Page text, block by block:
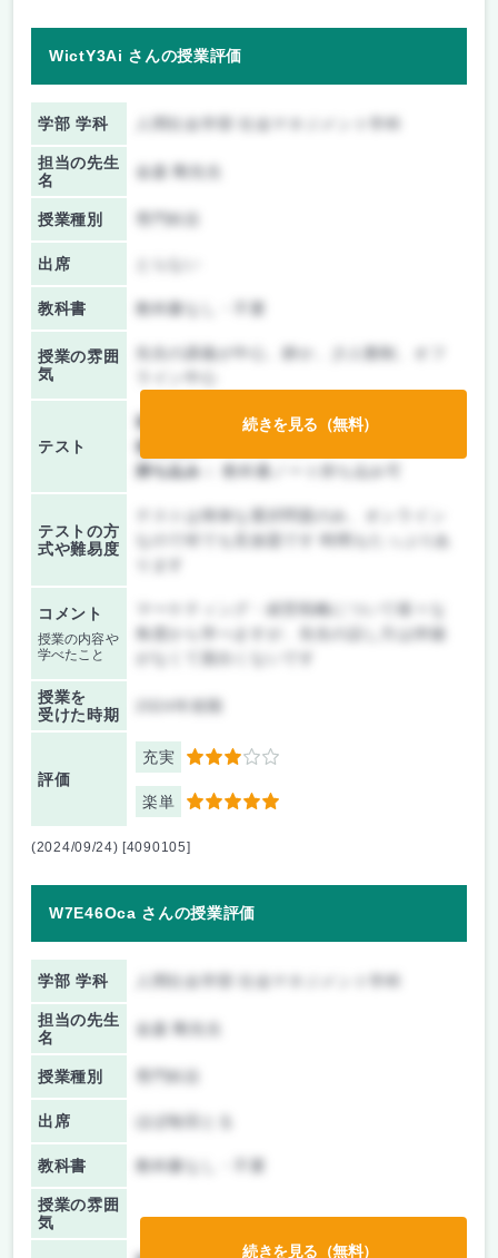
WictY3Ai さんの授業評価
学部 学科
担当の先生
名
金森 剛先生
授業種別
出席
教科書 教科書なし・不要
授業の雰囲
気
先生の講義が中心、静か、少人数制、オフ
テスト
前期/中間：
テスト・レポート両方なし
後期/期末：
持ち込み：
教科書ノート持ち込み可
テストの方
式や難易度
なので何でも見放題です 時間もたっぷりあ
コメント
授業の内容や
学べたこと
マーケティング・経営戦略について様々な
角度から学べますが、先生の話し方は抑揚
授業を
受けた時期
評価
充実 3
楽単 5
続きを見る（無料）
(2024/09/24) [4090105]
W7E46Oca さんの授業評価
学部 学科
担当の先生
名
金森 剛先生
授業種別
出席 ほぼ毎回とる
教科書 教科書なし・不要
授業の雰囲
気
続きを見る（無料）